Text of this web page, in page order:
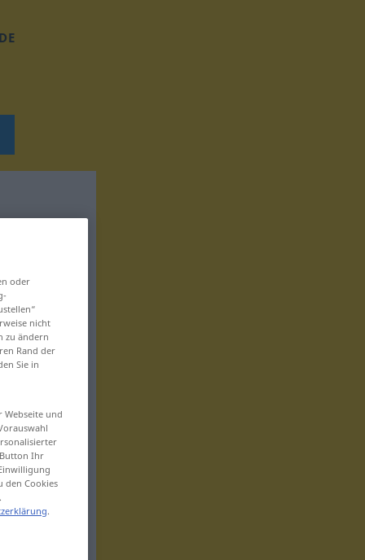
oder
nicht
zu ändern
Rand der
Sie in
und
Ihr
den Cookies
.